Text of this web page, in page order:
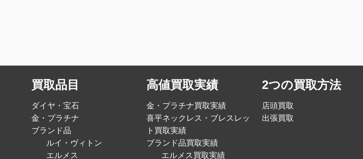
買取品目
ダイヤ・宝石
金・プラチナ
ブランド品
ルイ・ヴィトン
エルメス
高値買取実績
金・プラチナ買取実績
喜平ネックレス・ブレスレッ
ト買取実績
ブランド品買取実績
エルメス買取実績
2つの買取方法
店頭買取
出張買取